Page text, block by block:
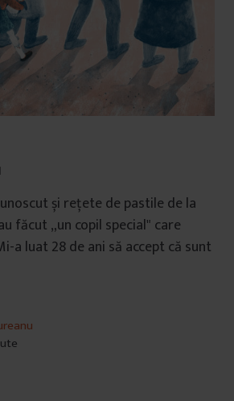
și rețete de pastile de la
făcut „un copil special" care
a luat 28 de ani să accept că sunt